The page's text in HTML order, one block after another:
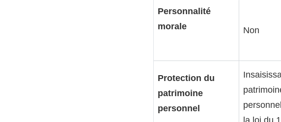
Personnalité
morale
Non
Protection du
patrimoine
personnel
la loi du